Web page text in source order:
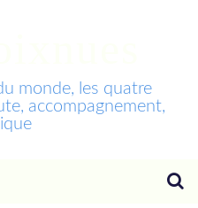
monde, les quatre
accompagnement,